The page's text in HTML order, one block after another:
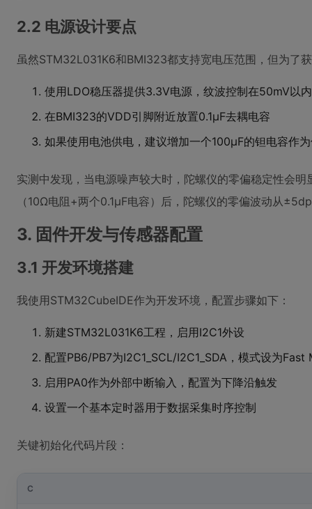
2.2 电源设计要点
虽然STM32L031K6和BMI323都支持宽电压范围，但为了
使用LDO稳压器提供3.3V电源，纹波控制在50mV以内
在BMI323的VDD引脚附近放置0.1μF去耦电容
如果使用电池供电，建议增加一个100μF的钽电容作
实测中发现，当电源噪声较大时，陀螺仪的零偏稳定性会
（10Ω电阻+两个0.1μF电容）后，陀螺仪的零偏波动从
3. 固件开发与传感器配置
3.1 开发环境搭建
我使用STM32CubeIDE作为开发环境，配置步骤如下：
新建STM32L031K6工程，启用I2C1外设
配置PB6/PB7为I2C1_SCL/I2C1_SDA，模式设为
启用PA0作为外部中断输入，配置为下降沿触发
设置一个基本定时器用于数据采集时序控制
关键初始化代码片段：
C